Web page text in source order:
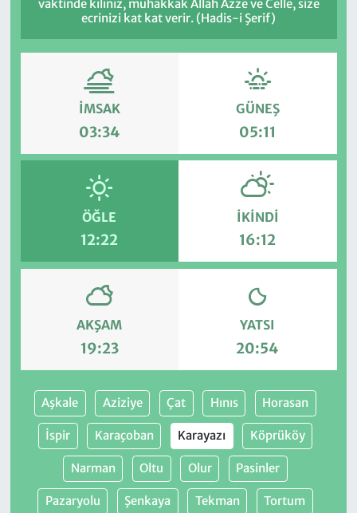
vaktinde kılınız, muhakkak Allah Azze ve Celle, size
ecrinizi kat kat verir. (Hadis-i Şerif)
İMSAK
03:34
GÜNEŞ
05:11
ÖĞLE
12:22
İKINDI
16:12
AKŞAM
19:23
YATSI
20:54
Aşkale Aziziye Çat Hınıs Horasan
İspir Karaçoban Karayazı Köprüköy
Narman Oltu Olur Pasinler
Pazaryolu Şenkaya Tekman Tortum